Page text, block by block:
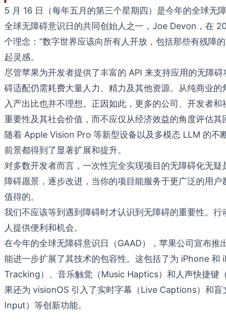
5 月 16 日（每年五月的第三个星期四）是今年的全球无
全球无障碍意识日的共同创始人之一，Joe Devon，在
个理念：“数字世界应该向所有人开放，包括那些有残障
起灵感。
尽管苹果为开发者提供了丰富的 API 来支持应用的无障
碍适配仍需耗费大量人力、精力及其他资源。从纯商业
入产出比也并不理想。正因如此，更多的公司、开发者
重要性及其社会价值，而不应仅从经济效益的角度评估其
随着 Apple Vision Pro 等新型设备以及多模态 LLM 的不
前景都得到了显著扩展和提升。
对多数开发者而言，一次性完全实现项目的无障碍化无
障碍愿景，逐步改进，当你的项目能服务于更广泛的用
值得的。
我们不应该等到遇到障碍时才认识到无障碍的重要性。
人提供便利和机会。
在今年的全球无障碍意识日（GAAD），苹果公司宣布推
能进一步扩展了其技术的包容性。这包括了为 iPhone 和
Tracking）、音乐触觉（Music Haptics）和人声快捷键
果还为 visionOS 引入了实时字幕（Live Captions）和
Input）等创新功能。